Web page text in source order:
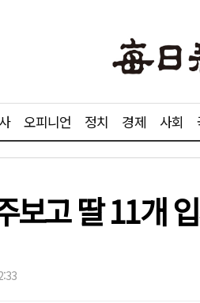
오피니언 정치 경제 사회
보고 딸 11개